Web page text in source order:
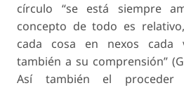
círculo “se está siempre
concepto de todo es
cada cosa en nexos cada
también a su comprensión”
Así también el proceder